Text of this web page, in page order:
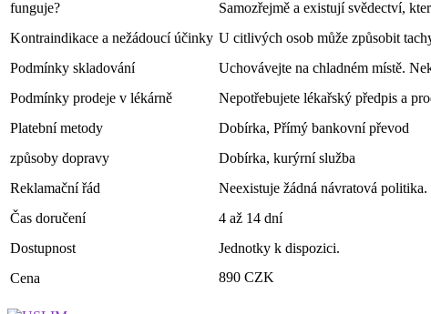
funguje?
Samozřejmě a existují svědectví,
Kontraindikace a nežádoucí účinky U citlivých osob může způsobit
Podmínky skladování
Uchovávejte na chladném místě.
Podmínky prodeje v lékárně
Nepotřebujete lékařský předpis a
Platební metody
Dobírka, Přímý bankovní převod
způsoby dopravy
Dobírka, kurýrní služba
Reklamační řád
Neexistuje žádná návratová politika.
Čas doručení
4 až 14 dní
Dostupnost
Jednotky k dispozici.
Cena
890 CZK